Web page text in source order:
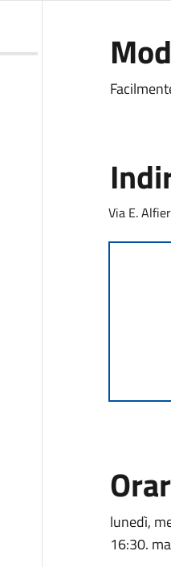
Via E.
lunedì,
16:30.